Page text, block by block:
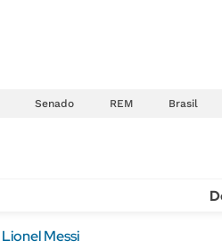
Senado REM Brasil
Lionel Messi